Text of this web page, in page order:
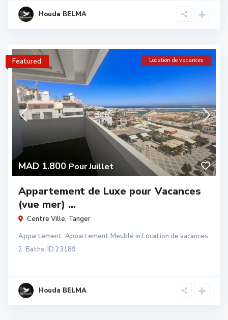
Houda BELMA
MAD 1.800 Pour Juillet
Location de vacances
Featured
Appartement de Luxe pour Vacances
(vue mer) ...
Centre Ville, Tanger
Appartement, Appartement Meublé in Location de vacances
2 Baths ID 23189
Houda BELMA